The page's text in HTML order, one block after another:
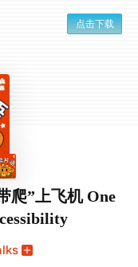
点击下载
爬”上飞机 One